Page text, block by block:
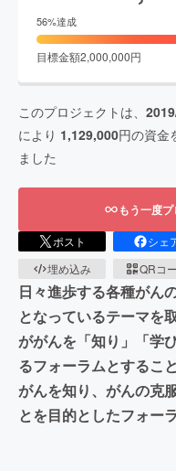
56%達成
目標金額2,000,000円
このプロジェクトは、
により 1,129,000円の資金
ました
もう一度
ポスト シェ
埋め込み
QRコ
日々進歩する各種がん
となっているテーマを
ががんを「知り」「学
るフォーラムとするこ
がんを知り、がんの克
とを目的としたフォー